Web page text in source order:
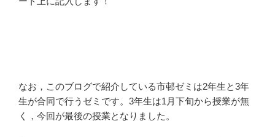
なお，このブログで紹介している市邨ゼミは2年生と3年
生が合同で行うゼミです。 3年生は1 月下旬から授業が無
く，今回が最後の授業となりました。